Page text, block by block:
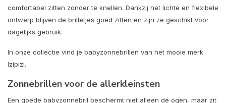
comfortabel zitten zonder te knellen. Dankzij het lichte en flexibele
ontwerp blijven de brilletjes goed zitten en zijn ze geschikt voor
dagelijks gebruik.
In onze collectie vind je babyzonnebrillen van het mooie merk
Izipizi.
Zonnebrillen voor de allerkleinsten
Een goede babyzonnebril beschermt niet alleen de ogen, maar zit